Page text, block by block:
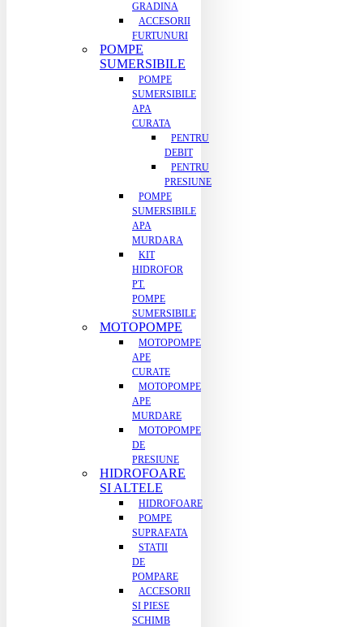
GRADINA
ACCESORII
FURTUNURI
POMPE
SUMERSIBILE
POMPE
SUMERSIBILE
APA
CURATA
PENTRU
DEBIT
PENTRU
PRESIUNE
POMPE
SUMERSIBILE
APA
MURDARA
KIT
HIDROFOR
PT.
POMPE
SUMERSIBILE
MOTOPOMPE
MOTOPOMPE
APE
CURATE
MOTOPOMPE
APE
MURDARE
MOTOPOMPE
DE
PRESIUNE
HIDROFOARE
SI ALTELE
HIDROFOARE
POMPE
SUPRAFATA
STATII
DE
POMPARE
ACCESORII
SI PIESE
SCHIMB